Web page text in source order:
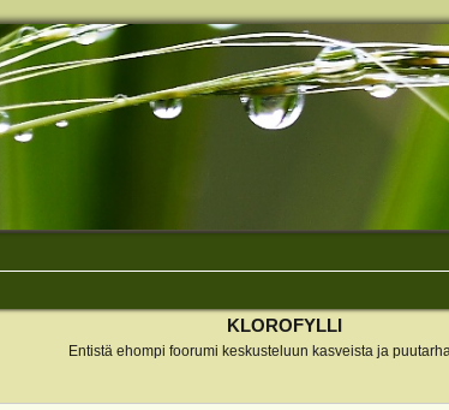
KLOROFYLLI
Entistä ehompi foorumi keskusteluun kasveista ja